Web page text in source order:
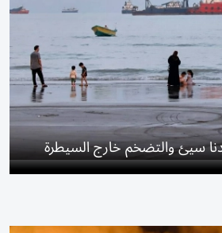
سيئ والتضخم خارج السيطرة